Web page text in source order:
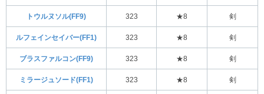
トウルヌソル(FF9) 323 ★8 剣
ルフェインセイバー(FF1) 323 ★8 剣
ブラスファルコン(FF9) 323 ★8 剣
ミラージュソード(FF1) 323 ★8 剣